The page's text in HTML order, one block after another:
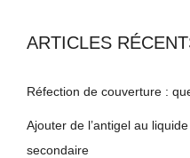
ARTICLES
Réfection de couverture :
Ajouter de l’antigel au
secondaire